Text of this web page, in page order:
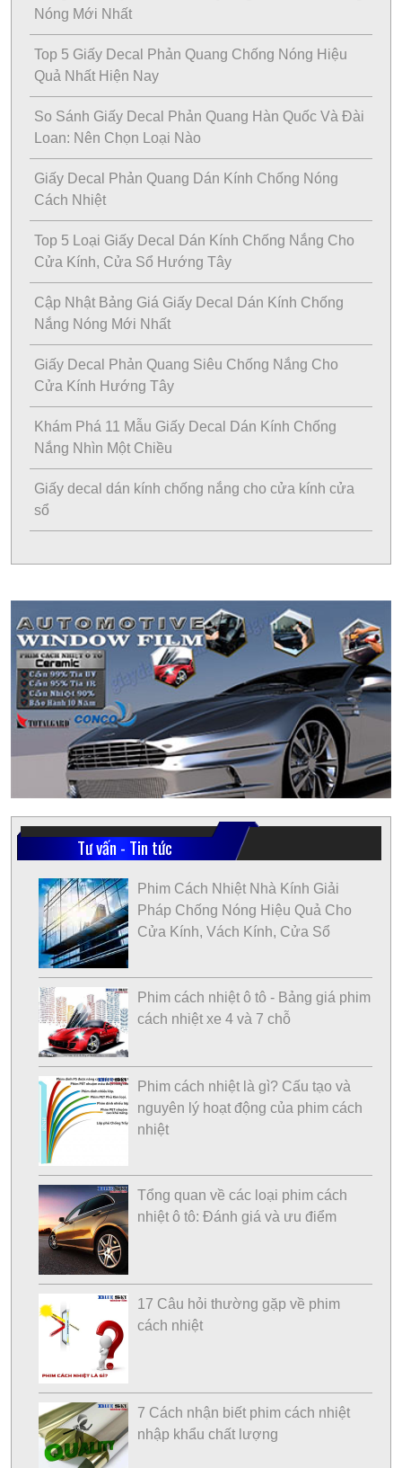
Nóng Mới Nhất
Top 5 Giấy Decal Phản Quang Chống Nóng Hiệu
Quả Nhất Hiện Nay
So Sánh Giấy Decal Phản Quang Hàn Quốc Và Đài
Loan: Nên Chọn Loại Nào
Giấy Decal Phản Quang Dán Kính Chống Nóng
Cách Nhiệt
Top 5 Loại Giấy Decal Dán Kính Chống Nắng Cho
Cửa Kính, Cửa Sổ Hướng Tây
Cập Nhật Bảng Giá Giấy Decal Dán Kính Chống
Nắng Nóng Mới Nhất
Giấy Decal Phản Quang Siêu Chống Nắng Cho
Cửa Kính Hướng Tây
Khám Phá 11 Mẫu Giấy Decal Dán Kính Chống
Nắng Nhìn Một Chiều
Giấy decal dán kính chống nắng cho cửa kính cửa
sổ
Tư vấn - Tin tức
Phim Cách Nhiệt Nhà Kính Giải
Pháp Chống Nóng Hiệu Quả Cho
Cửa Kính, Vách Kính, Cửa Sổ
Phim cách nhiệt ô tô - Bảng giá phim
cách nhiệt xe 4 và 7 chỗ
Phim cách nhiệt là gì? Cấu tạo và
nguyên lý hoạt động của phim cách
nhiệt
Tổng quan về các loại phim cách
nhiệt ô tô: Đánh giá và ưu điểm
17 Câu hỏi thường gặp về phim
cách nhiệt
7 Cách nhận biết phim cách nhiệt
nhập khẩu chất lượng